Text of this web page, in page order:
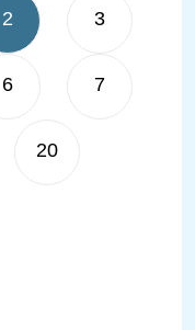
2 3
6 7
20